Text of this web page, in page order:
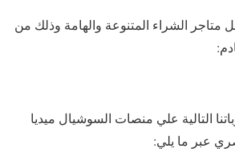
متاجر الشراء المتنوعة والهامة وذلك من
التالية علي منصات السوشيال ميديا
عبر ما يلي: